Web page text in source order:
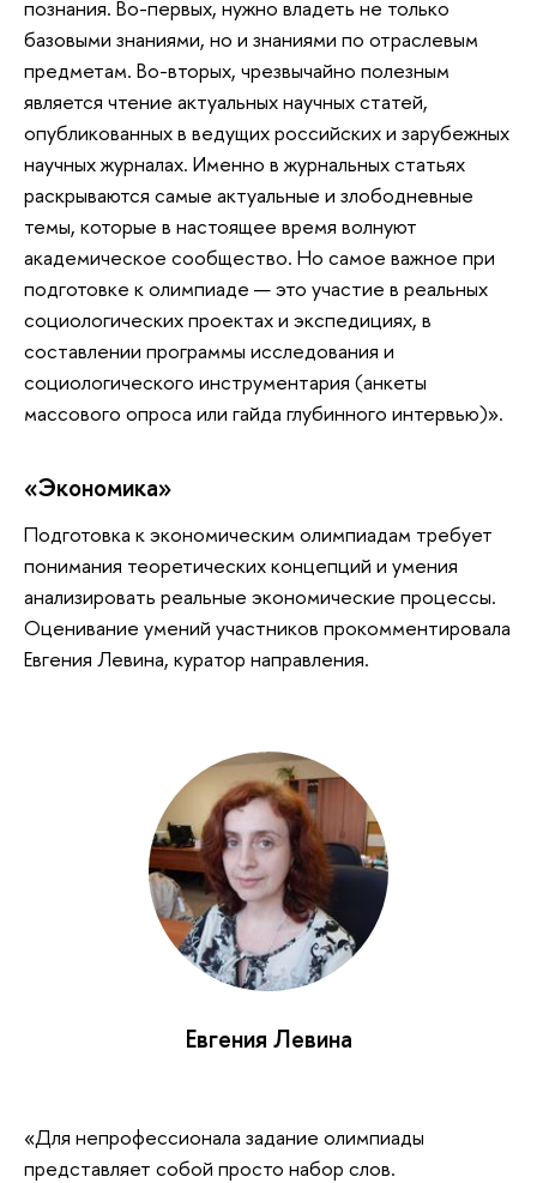
познания. Во-первых, нужно владеть не только
базовыми знаниями, но и знаниями по отраслевым
предметам. Во-вторых, чрезвычайно полезным
является чтение актуальных научных статей,
опубликованных в ведущих российских и зарубежных
научных журналах. Именно в журнальных статьях
раскрываются самые актуальные и злободневные
темы, которые в настоящее время волнуют
академическое сообщество. Но самое важное при
подготовке к олимпиаде — это участие в реальных
социологических проектах и экспедициях, в
составлении программы исследования и
социологического инструментария (анкеты
массового опроса или гайда глубинного интервью)».
«Экономика»
Подготовка к экономическим олимпиадам требует
понимания теоретических концепций и умения
анализировать реальные экономические процессы.
Оценивание умений участников прокомментировала
Евгения Левина, куратор направления.
Евгения Левина
«Для непрофессионала задание олимпиады
представляет собой просто набор слов.